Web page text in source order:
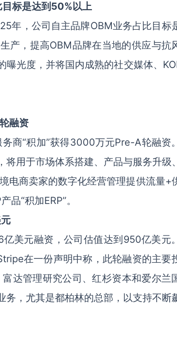
标是达到50%以上
年，公司自主品牌OBM业务占比目标
产，提高OBM品牌在当地的供应与抗
光度，并将国内成熟的社交媒体、
融资
商“积加”获得3000万元Pre-A轮融资
用于市场体系搭建、产品与服务升级
电商卖家的数字化经营管理提供流量+
品“积加ERP”。
美元融资，公司估值达到950亿美元
在一份声明中称，此轮融资的主要
达管理研究公司、红杉资本和爱尔兰
，尤其是都柏林的总部，以支持不断